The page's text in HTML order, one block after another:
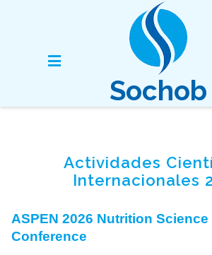
Sochob
Actividades
Internacionales
ASPEN 2026 Nutrition
Conference